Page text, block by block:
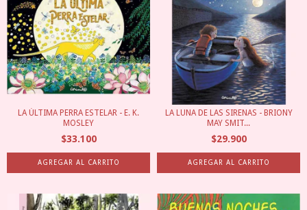
LA ÚLTIMA PERRA ESTELAR - E. K.
MOSLEY
$33.100
LA LUNA DE LAS SIRENAS - BRIONY
MAY SMIT...
$29.900